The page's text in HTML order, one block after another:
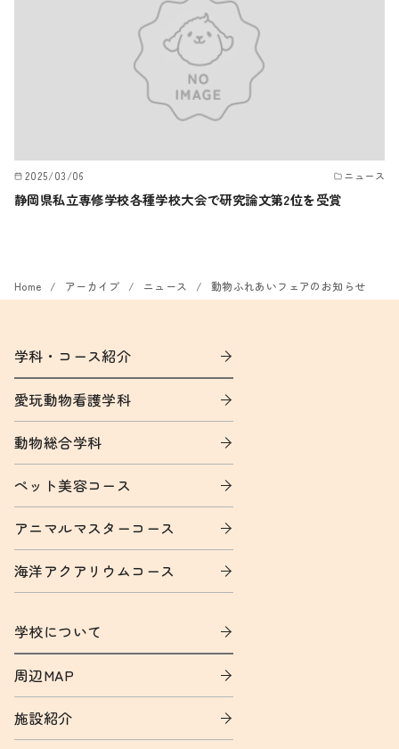
2025/03/06 ニュース
静岡県私立専修学校各種学校大会で研究論文第2位を受賞
Home アーカイブ ニュース 動物ふれあいフェアのお知らせ
学科・コース紹介
愛玩動物看護学科
動物総合学科
ペット美容コース
アニマルマスターコース
海洋アクアリウムコース
学校について
周辺MAP
施設紹介